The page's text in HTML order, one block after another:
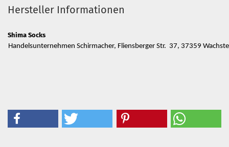
Hersteller Informationen
Shima Socks
Handelsunternehmen Schirmacher, Fliensberger Str. 37, 37359